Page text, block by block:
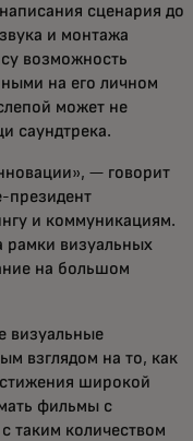
сценария до
и монтажа
возможность
на его личном
может не
саундтрека.
— говорит
президент
и коммуникациям.
рамки визуальных
на большом
визуальные
взглядом на то, как
широкой
фильмы с
таким количеством